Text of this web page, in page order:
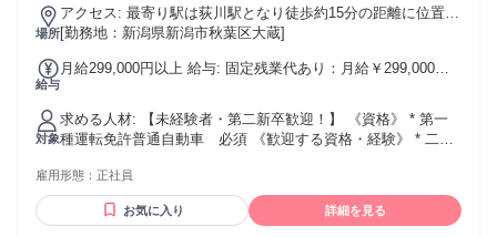
な 給与や休日についての疑問もリアルをお答えします！
【求める人材】 ✅️未経験からでも新しいことに挑戦したい方
きたい方 社会人経験10年以上の方など ミドル層も多数活躍中
す♪ ～前職こんな方必見～ 反響営業 ルート営業 法人営業
個人営業 インサイドセールス 接客販売 自動車営業 不動
産営業 など
場所
アクセス: 最寄り駅は荻川駅となり徒歩約15分の距離に位置し
ています。大半の社員はマイカー通勤しています。
[勤務地：新潟県新潟市秋葉区大蔵]
給与
月給299,000円以上 給与: 固定残業代あり：月給￥299,000以
む。47時間を超える残業代は追加で支給する。 * 昇給・賞与
あり（前年度実績あり） * 昇給年1回、賞与年2回 （前年実
績）賞与月数 計4.0ヶ月分 * 通勤手当支給（月15,000円まで）
* 扶養家族手当 配偶者10,000円（働いている方は5,000円）
円（建築関係資格所有の場合、当社規程により支給） * 退職
金制度あり * モデル年収（一例） （支店長）1,000万円（課
対象
求める人材: 【未経験者・第二新卒歓迎！】 《資格》 * 第一
種運転免許普通自動車 必須 《歓迎する資格・経験》 * 二級
人業務の経験がある方 * 新しいことに挑戦する意欲がある方
＜こんな方が活躍しています＞ * 飲食店の店長、ホテルのフ
ロント、アパレル販売員など、異業種からの転職者 * 「頑張
雇用形態： 正社員
お気に入り 詳細を見る